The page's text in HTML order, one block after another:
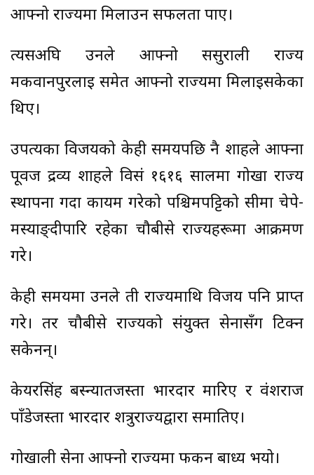
आफ्नो राज्यमा मिलाउन सफलता पाए।
त्यसअघि उनले आफ्नो ससुराली राज्य
मकवानपुरलाई समेत आफ्नो राज्यमा मिलाइसकेका
थिए।
उपत्यका विजयको केही समयपछि नै शाहले आफ्ना
पूर्वज द्रव्य शाहले विसं १६१६ सालमा गोर्खा राज्य
स्थापना गर्दा कायम गरेको पश्चिमपट्टिको सीमा चेपे-
मर्स्याङ्दीपारि रहेका चौबीसे राज्यहरूमा आक्रमण
गरे।
केही समयमा उनले ती राज्यमाथि विजय पनि प्राप्त
गरे। तर चौबीसे राज्यको संयुक्त सेनासँग टिक्न
सकेनन्।
केयरसिंह बस्न्यातजस्ता भारदार मारिए र वंशराज
पाँडेजस्ता भारदार शत्रुराज्यद्वारा समातिए।
गोर्खाली सेना आफ्नो राज्यमा फर्कन बाध्य भयो।